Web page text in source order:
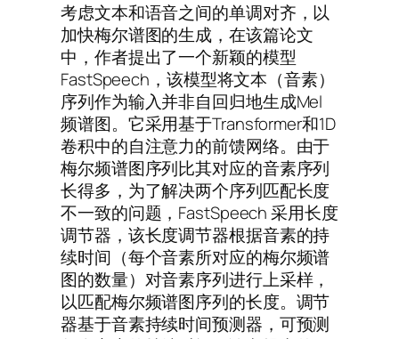
考虑文本和语音之间的单调对齐，以
加快梅尔谱图的生成，在该篇论文
中，作者提出了一个新颖的模型
FastSpeech，该模型将文本（音素）
序列作为输入并非自回归地生成Mel
频谱图。它采用基于Transformer和1D
卷积中的自注意力的前馈网络。由于
梅尔频谱图序列比其对应的音素序列
长得多，为了解决两个序列匹配长度
不一致的问题，FastSpeech 采用长度
调节器，该长度调节器根据音素的持
续时间（每个音素所对应的梅尔频谱
图的数量）对音素序列进行上采样，
以匹配梅尔频谱图序列的长度。调节
器基于音素持续时间预测器，可预测